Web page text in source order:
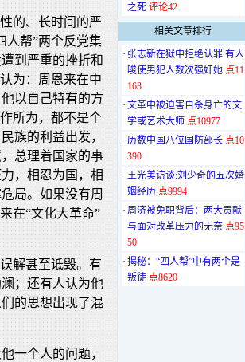
的、长时间的严
人帮”两个反党集
到严重的挫折和
为：周恩来在中
以自己特有的方
所为，都不是个
族的利益出发，
总理着国家的事
，相忍为国，相
局。如果没有周
在“文化大革命”
解甚至诋毁。有
；还有人认为他
的思想出现了混
一个人的问题，
之死 评论42
相关文章排行
· 张志新在狱中拒绝认罪 有人
唆使男犯人数次强奸她 点11
163
· 文革中被迫害自杀身亡的文
学或艺术大师 点10977
· 历数中国八位国防部长 点10
390
· 王光美访谈:刘少奇的五次婚
姻经历 点9994
· 周济被免职背后：两大贡献
与面对改革压力的无奈 点95
50
· 揭秘：“四人帮”中有两个是
叛徒 点8620